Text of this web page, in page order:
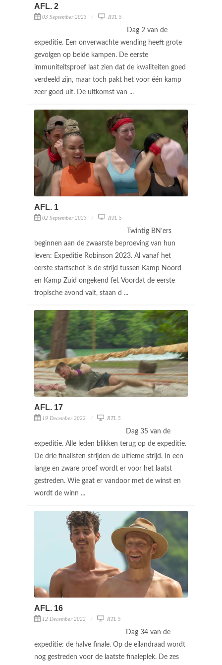
AFL. 2
03 September 2023 RTL 5
Dag 2 van de
expeditie. Een onverwachte wending heeft grote
gevolgen op beide kampen. De eerste
immuniteitsproef laat zien dat de kwaliteiten goed
verdeeld zijn, maar toch pakt het voor één kamp
zeer goed uit. De uitkomst van ...
AFL. 1
02 September 2023 RTL 5
Twintig BN'ers
beginnen aan de zwaarste beproeving van hun
leven: Expeditie Robinson 2023. Al vanaf het
eerste startschot is de strijd tussen Kamp Noord
en Kamp Zuid ongekend fel. Voordat de eerste
tropische avond valt, staan d ...
AFL. 17
19 December 2022 RTL 5
Dag 35 van de
expeditie. Alle leden blikken terug op de expeditie.
De drie finalisten strijden de ultieme strijd. In een
lange en zware proef wordt er voor het laatst
gestreden. Wie gaat er vandoor met de winst en
wordt de winn ...
AFL. 16
12 December 2022 RTL 5
Dag 34 van de
expeditie: de halve finale. Op de eilandraad wordt
nog gestreden voor de laatste finaleplek. De zes